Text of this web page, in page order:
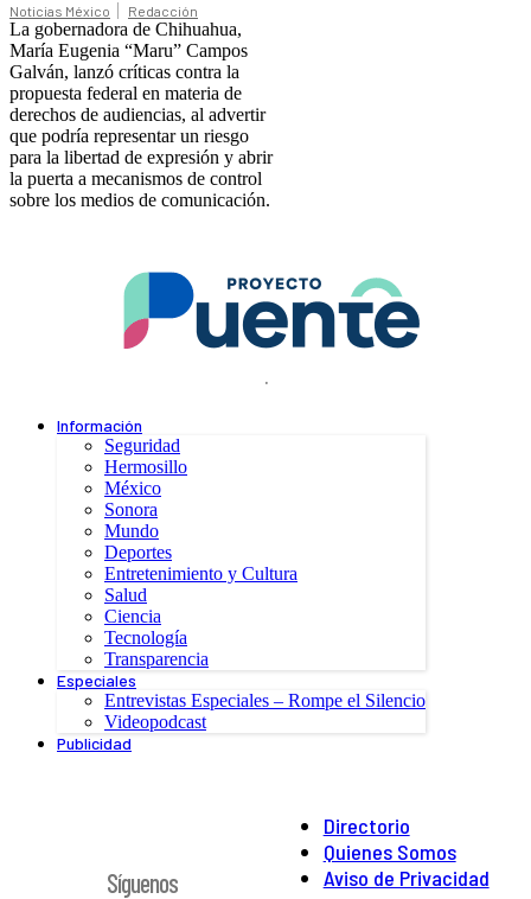
Noticias México Redacción
La gobernadora de Chihuahua,
María Eugenia “Maru” Campos
Galván, lanzó críticas contra la
propuesta federal en materia de
derechos de audiencias, al advertir
que podría representar un riesgo
para la libertad de expresión y abrir
la puerta a mecanismos de control
sobre los medios de comunicación.
.
Información
Seguridad
Hermosillo
México
Sonora
Mundo
Deportes
Entretenimiento y Cultura
Salud
Ciencia
Tecnología
Transparencia
Especiales
Entrevistas Especiales – Rompe el Silencio
Videopodcast
Publicidad
Directorio
Quienes Somos
Aviso de Privacidad
Síguenos